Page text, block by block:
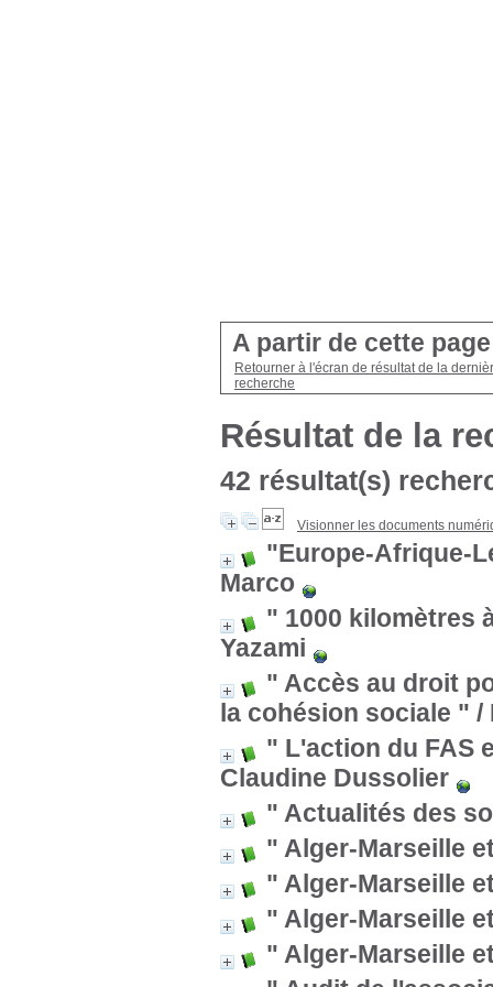
A partir de cette
Retourner à l'écran de résultat de la
recherche
Résultat de la
42 résultat(s)
Visionner les documents
"Europe-Afrique-
Marco
" 1000 kilomètres
Yazami
" Accès au droit
la cohésion sociale " /
" L'action du FAS
Claudine Dussolier
" Actualités des
" Alger-Marseille
" Alger-Marseille
" Alger-Marseille
" Alger-Marseille